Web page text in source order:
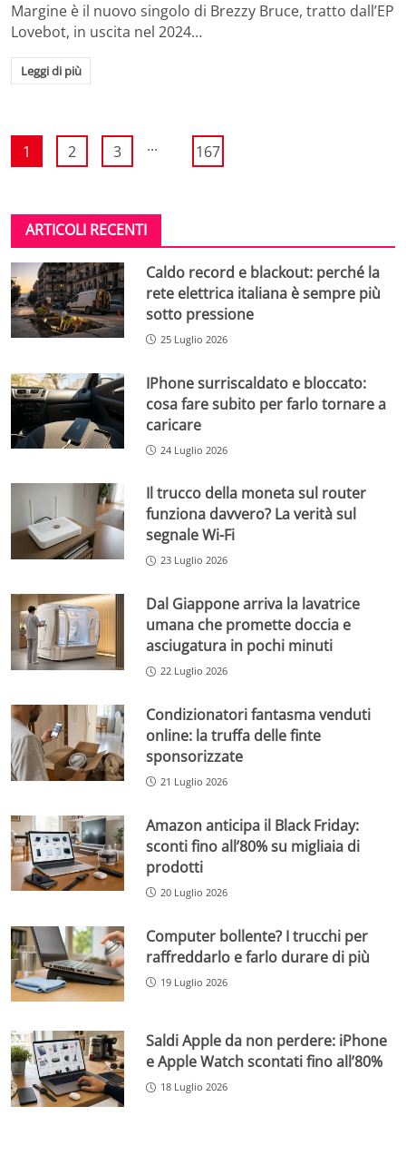
Margine è il nuovo singolo di Brezzy Bruce, tratto dall’EP
Lovebot, in uscita nel 2024…
Leggi di più
1 2 3 ... 167
ARTICOLI RECENTI
Caldo record e blackout: perché la
rete elettrica italiana è sempre più
sotto pressione
25 Luglio 2026
IPhone surriscaldato e bloccato:
cosa fare subito per farlo tornare a
caricare
24 Luglio 2026
Il trucco della moneta sul router
funziona davvero? La verità sul
segnale Wi-Fi
23 Luglio 2026
Dal Giappone arriva la lavatrice
umana che promette doccia e
asciugatura in pochi minuti
22 Luglio 2026
Condizionatori fantasma venduti
online: la truffa delle finte
sponsorizzate
21 Luglio 2026
Amazon anticipa il Black Friday:
sconti fino all’80% su migliaia di
prodotti
20 Luglio 2026
Computer bollente? I trucchi per
raffreddarlo e farlo durare di più
19 Luglio 2026
Saldi Apple da non perdere: iPhone
e Apple Watch scontati fino all’80%
18 Luglio 2026